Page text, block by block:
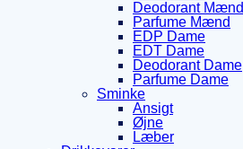
Deodorant Mænd
Parfume Mænd
EDP Dame
EDT Dame
Deodorant Dame
Parfume Dame
Sminke
Ansigt
Øjne
Læber